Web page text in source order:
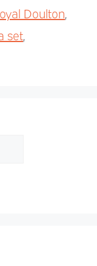
Doulton,
set,